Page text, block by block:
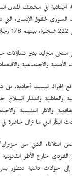
متزايد يثير تساؤلات
والاجتماعية
الجرائم ليست أحادية،
والعائلية وانتشار السلاح
والآثار النفسية
الثأر التي ما تزال حاضرة
الثلاثاء الثاني من حزيران/
الفردي خارج الأطر
حوادث دامية تتطور